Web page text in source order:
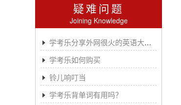
疑难问题
Joining Knowledge
学考乐分享外网很火的英语大神A.J.HOGE
学考乐如何购买
铃儿响叮当
学考乐背单词有用吗？